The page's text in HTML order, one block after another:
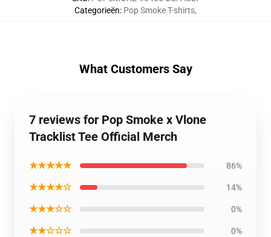
Categorieën: Pop Smoke T-shirts,
What Customers Say
7 reviews for Pop Smoke x Vlone
Tracklist Tee Official Merch
★★★★★ 86%
★★★★☆ 14%
★★★☆☆ 0%
★★☆☆☆ 0%